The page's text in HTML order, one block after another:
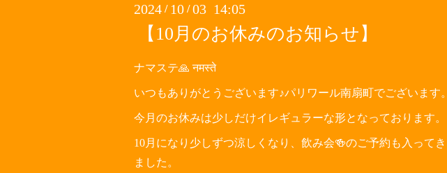
2024 / 10 /03 14:05
【10月のお休みのお知らせ】
ナマステ🙏 नमस्ते
いつもありがとうございます♪パリワール南扇町でございます。
今月のお休みは少しだけイレギュラーな形となっております。
10月になり少しずつ涼しくなり、飲み会🍻のご予約も入ってき
ました。